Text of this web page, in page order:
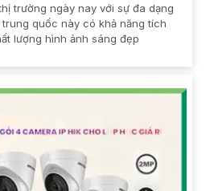
trường ngày nay với sự đa dạng
quốc này có khả năng tích
lượng hình ảnh sáng đẹp